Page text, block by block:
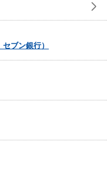
ブン銀行）